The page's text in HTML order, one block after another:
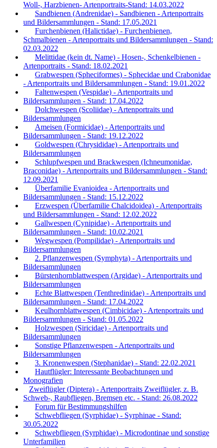
Woll-, Harzbienen- Artenportraits-Stand: 14.03.2022
Sandbienen (Andrenidae) - Sandbienen - Artenportraits
und Bildersammlungen - Stand: 17.05.2021
Furchenbienen (Halictidae) - Furchenbienen,
Schmalbienen - Artenportraits und Bildersammlungen - Stand:
02.03.2022
Melittidae (kein dt. Name) - Hosen-, Schenkelbienen -
Artenportraits - Stand: 18.02.2021
Grabwespen (Spheciformes) - Sphecidae und Crabonidae
- Artenportraits und Bildersammlungen - Stand: 19.01.2022
Faltenwespen (Vespidae) - Artenportraits und
Bildersammlungen - Stand: 17.04.2022
Dolchwespen (Scoliidae) - Artenportraits und
Bildersammlungen
Ameisen (Formicidae) - Artenportraits und
Bildersammlungen - Stand: 19.12.2022
Goldwespen (Chrysididae) - Artenportraits und
Bildersammlungen
Schlupfwespen und Brackwespen (Ichneumonidae,
Braconidae) - Artenportraits und Bildersammlungen - Stand:
12.09.2021
Überfamilie Evanioidea - Artenportraits und
Bildersammlungen - Stand: 15.12.2022
Erzwespen (Überfamilie Chalcidoidea) - Artenportraits
und Bildersammlungen - Stand: 12.02.2022
Gallwespen (Cynipidae) - Artenportraits und
Bildersammlungen - Stand: 10.02.2021
Wegwespen (Pompilidae) - Artenportraits und
Bildersammlungen
2. Pflanzenwespen (Symphyta) - Artenportraits und
Bildersammlungen
Bürstenhornblattwespen (Argidae) - Artenportraits und
Bildersammlungen
Echte Blattwespen (Tenthredinidae) - Artenportraits und
Bildersammlungen - Stand: 17.04.2022
Keulhornblattwespen (Cimbicidae) - Artenportraits und
Bildersammlungen - Stand: 01.05.2022
Holzwespen (Siricidae) - Artenportraits und
Bildersammlungen
Sonstige Pflanzenwespen - Artenportraits und
Bildersammlungen
3. Kronenwespen (Stephanidae) - Stand: 22.02.2021
Hautflügler: Interessante Beobachtungen und
Monografien
Zweiflügler (Diptera) - Artenportraits Zweiflügler, z. B.
Schweb-, Raubfliegen, Bremsen etc. - Stand: 26.08.2022
Forum für Bestimmungshilfen
Schwebfliegen (Syrphidae) - Syrphinae - Stand:
30.05.2022
Schwebfliegen (Syrphidae) - Microdontinae und sonstige
Unterfamilien